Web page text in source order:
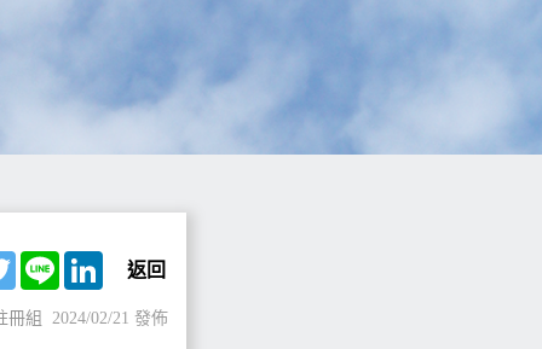
TwitterLine LinkedIn
返回
冊組 2024/02/21 發佈